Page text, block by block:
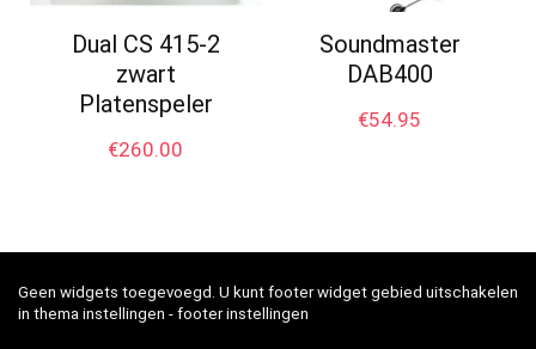
Dual CS 415-2
zwart
Platenspeler
€260.00
Soundmaster
DAB400
€54.95
Geen widgets toegevoegd. U kunt footer widget gebied uitschakelen
in thema instellingen - footer instellingen